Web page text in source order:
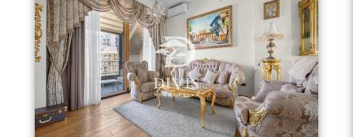
fizički odvojen deo stana od 50m2. Ovaj dvosoban stan
na Donjem Dorćolu nalazi se na petom, ujedno i
poslednjem spratu zgrade sa liftom, poseduje dve
privatne terase i izdaje se na duži vremenski period.
Ako tražite stan za izdavanje na sličnoj lokaciji,
pogledajte i našu ponudu stanova za izdavanje na
Dorćolu, kao i stanova za izdavanje na Starom gradu.
Posrednička naknada se obračunava u skladu sa
Opštim uslovima poslovanja agencije DIVIS
NEKRETNINE DOO.